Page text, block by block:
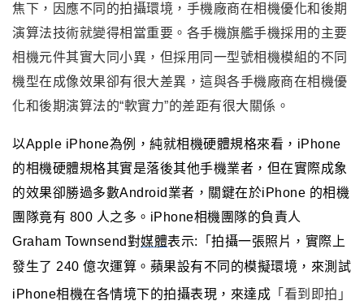
焦下 ， 因應不同的拍攝環境 ， 手機廠商在相機優化和後期
演算法技術就變得相當重要 。 各手機旗艦手機採用的主要
相機元件其實大同小異，但採用同一型號相機模組的不同
機型在成像效果卻有很大差異，這與各手機廠商在相機優
化和後期演算法的“軟實力”的差距有很大關係。
以Apple iPhone為例，純就相機硬體規格來看，iPhone
的相機硬體規格其實是落後其他手機業者，但在實際成象
的效果卻勝過多數Android業者，關鍵在於iPhone 的相機
團隊竟有 800 人之多。 iPhone相機團隊的負責人
Graham Townsend對媒體表示:「拍攝一張照片，實際上
發生了 240 億次運算。 蘋果設有不同的模擬環境，來測試
iPhone相機在各情境下的拍攝表現 ，來達成 「看到即拍」